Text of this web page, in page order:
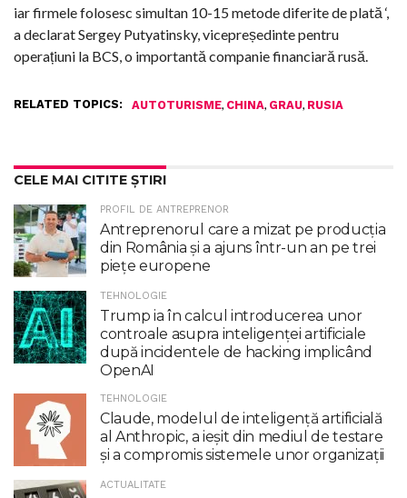
iar firmele folosesc simultan 10-15 metode diferite de plată ‘,
a declarat Sergey Putyatinsky, vicepreședinte pentru
operațiuni la BCS, o importantă companie financiară rusă.
RELATED TOPICS: AUTOTURISME, CHINA, GRAU, RUSIA
CELE MAI CITITE ȘTIRI
PROFIL DE ANTREPRENOR
Antreprenorul care a mizat pe producția
din România și a ajuns într-un an pe trei
piețe europene
TEHNOLOGIE
Trump ia în calcul introducerea unor
controale asupra inteligenţei artificiale
după incidentele de hacking implicând
OpenAI
TEHNOLOGIE
Claude, modelul de inteligenţă artificială
al Anthropic, a ieşit din mediul de testare
şi a compromis sistemele unor organizaţii
ACTUALITATE